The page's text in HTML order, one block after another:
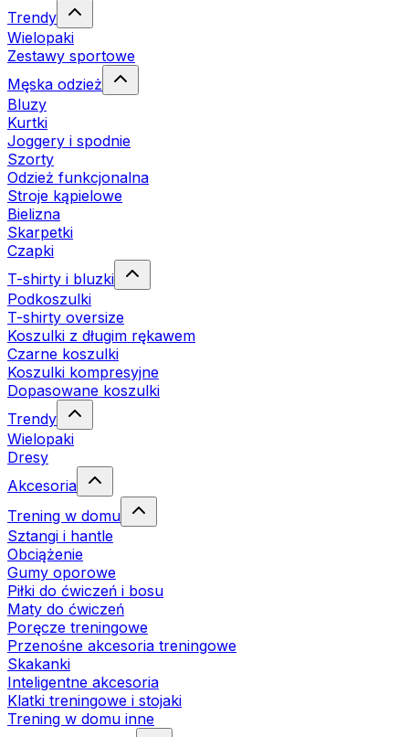
Trendy
Wielopaki
Zestawy sportowe
Męska odzież
Bluzy
Kurtki
Joggery i spodnie
Szorty
Odzież funkcjonalna
Stroje kąpielowe
Bielizna
Skarpetki
Czapki
T-shirty i bluzki
Podkoszulki
T-shirty oversize
Koszulki z długim rękawem
Czarne koszulki
Koszulki kompresyjne
Dopasowane koszulki
Trendy
Wielopaki
Dresy
Akcesoria
Trening w domu
Sztangi i hantle
Obciążenie
Gumy oporowe
Piłki do ćwiczeń i bosu
Maty do ćwiczeń
Poręcze treningowe
Przenośne akcesoria treningowe
Skakanki
Inteligentne akcesoria
Klatki treningowe i stojaki
Trening w domu inne